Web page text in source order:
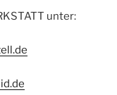
unter: